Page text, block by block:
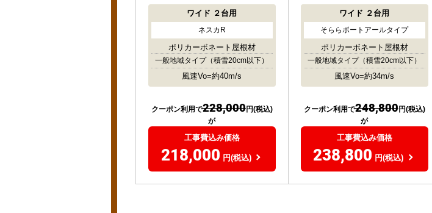
ワイド ２台用
ネスカR
ポリカーボネート屋根材
一般地域タイプ （積雪20cm以下）
風速Vo=約40m/s
クーポン利用で228,000円(税込)
が
工事費込み価格
218,000 円(税込)
ワイド ２台用
そららポートアールタイプ
ポリカーボネート屋根材
一般地域タイプ （積雪20cm以下）
風速Vo=約34m/s
クーポン利用で248,800円(税込)
が
工事費込み価格
238,800 円(税込)